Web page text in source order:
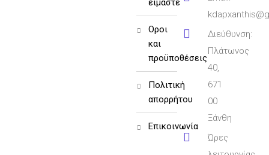
είμαστε
όροι
και
προϋποθέσεις
πολιτική
απορρήτου
επικοινωνία
Διεύθυνση:
Πλάτωνος
40,
671
00
Ξάνθη
Ώρες